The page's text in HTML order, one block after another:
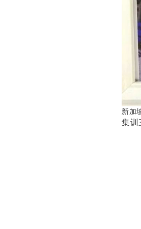
新加
集训